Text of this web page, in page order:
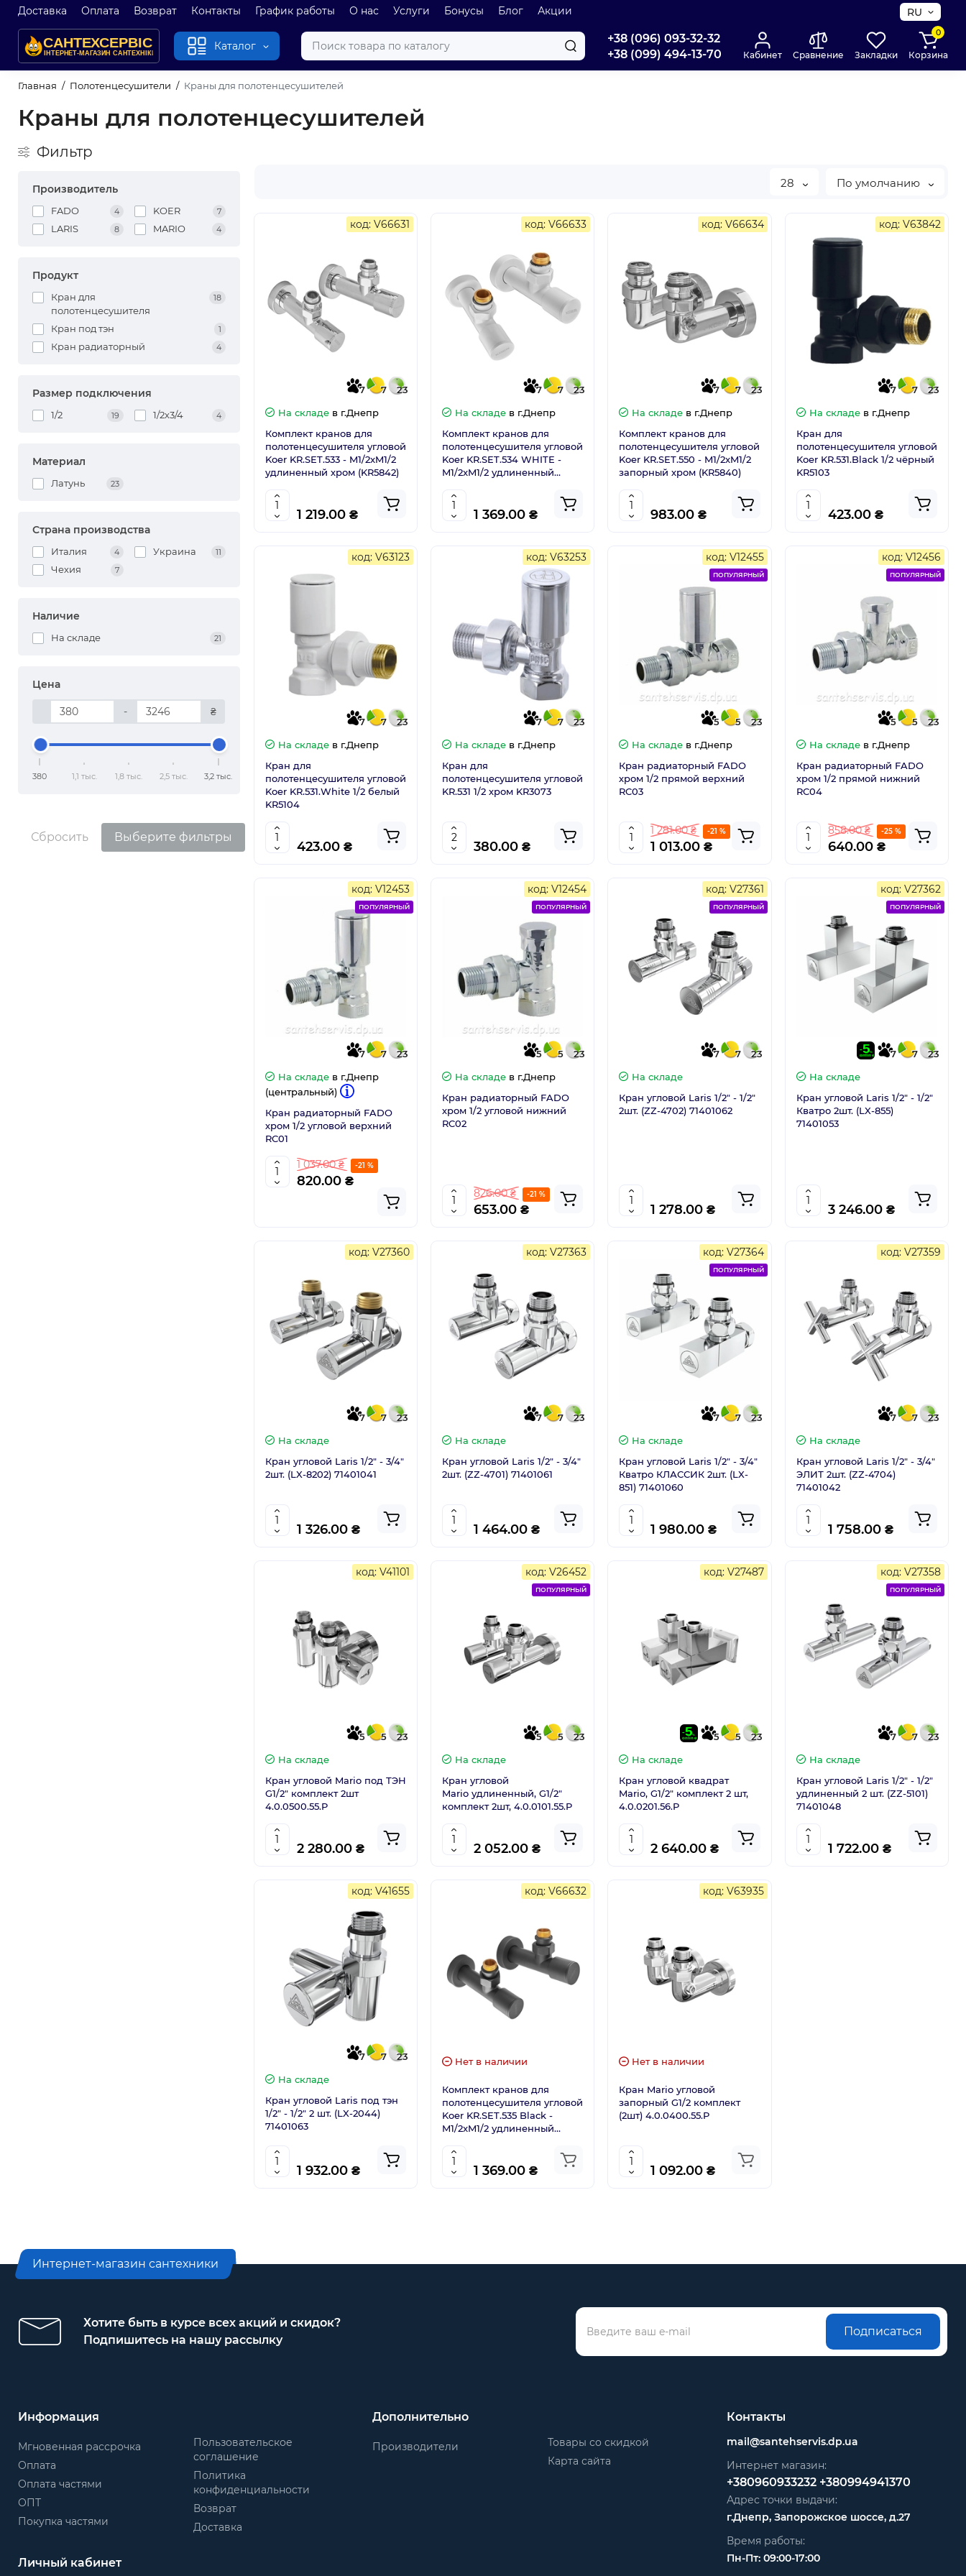
Доставка Оплата Возврат Контакты График работы О нас Услуги Бонусы Блог Акции RU
Каталог
+38 (096) 093-32-32
+38 (099) 494-13-70
Кабинет Сравнение Закладки
0
Корзина
Главная Полотенцесушители Краны для полотенцесушителей
Краны для полотенцесушителей
Фильтр
Производитель
FADO 4 KOER 7
LARIS 8 MARIO 4
Продукт
Кран для
полотенцесушителя
18
Кран под тэн 1
Кран радиаторный 4
Размер подключения
1/2 19 1/2х3/4 4
Материал
Латунь 23
Страна производства
Италия 4 Украина 11
Чехия 7
Наличие
На складе 21
Цена
- ₴
380 1,1 тыс. 1,8 тыс. 2,5 тыс. 3,2 тыс.
Сбросить Выберите фильтры
28 По умолчанию
код: V66631
7 7
23
На складев г.Днепр
Комплект кранов для
полотенцесушителя угловой
Koer KR.SET.533 - M1/2xM1/2
удлиненный хром (KR5842)
1 219.00 ₴
код: V66633
7 7
23
На складев г.Днепр
Комплект кранов для
полотенцесушителя угловой
Koer KR.SET.534 WHITE -
M1/2xM1/2 удлиненный
1 369.00 ₴
код: V66634
7 7
23
На складе в г.Днепр
Комплект кранов для
полотенцесушителя угловой
Koer KR.SET.550 - M1/2xM1/2
запорный хром (KR5840)
983.00 ₴
код: V63842
7 7
23
На складев г.Днепр
Кран для
полотенцесушителя угловой
Koer KR.531.Black 1/2 чёрный
KR5103
423.00 ₴
код: V63123
7 7
23
На складев г.Днепр
Кран для
полотенцесушителя угловой
Koer KR.531.White 1/2 белый
KR5104
423.00 ₴
код: V63253
7 7
23
На складев г.Днепр
Кран для
полотенцесушителя угловой
KR.531 1/2 хром KR3073
380.00 ₴
код: V12455
5 5 23
ПОПУЛЯРНЫЙ
На складе в г.Днепр
Кран радиаторный FADO
хром 1/2 прямой верхний
RC03
1 281.00 ₴ -21 %
1 013.00 ₴
код: V12456
5 5 23
ПОПУЛЯРНЫЙ
На складев г.Днепр
Кран радиаторный FADO
хром 1/2 прямой нижний
RC04
858.00 ₴ -25 %
640.00 ₴
код: V12453
7 7 23
ПОПУЛЯРНЫЙ
На складев г.Днепр
(центральный)
Кран радиаторный FADO
хром 1/2 угловой верхний
RC01
1 037.00 ₴ -21 %
820.00 ₴
код: V12454
5 5 23
ПОПУЛЯРНЫЙ
На складев г.Днепр
Кран радиаторный FADO
хром 1/2 угловой нижний
RC02
826.00 ₴ -21 %
653.00 ₴
код: V27361
7 7 23
ПОПУЛЯРНЫЙ
На складе
Кран угловой Laris 1/2" - 1/2"
2шт. (ZZ-4702) 71401062
1 278.00 ₴
код: V27362
7 7 23
ПОПУЛЯРНЫЙ
На складе
Кран угловой Laris 1/2" - 1/2"
Кватро 2шт. (LX-855)
71401053
3 246.00 ₴
код: V27360
7 7
23
На складе
Кран угловой Laris 1/2" - 3/4"
2шт. (LX-8202) 71401041
1 326.00 ₴
код: V27363
7 7
23
На складе
Кран угловой Laris 1/2" - 3/4"
2шт. (ZZ-4701) 71401061
1 464.00 ₴
код: V27364
7 7 23
ПОПУЛЯРНЫЙ
На складе
Кран угловой Laris 1/2" - 3/4"
Кватро КЛАССИК 2шт. (LX-
851) 71401060
1 980.00 ₴
код: V27359
7 7
23
На складе
Кран угловой Laris 1/2" - 3/4"
ЭЛИТ 2шт. (ZZ-4704)
71401042
1 758.00 ₴
код: V41101
5 5
23
На складе
Кран угловой Mario под ТЭН
G1/2" комплект 2шт
4.0.0500.55.P
2 280.00 ₴
код: V26452
5 5 23
ПОПУЛЯРНЫЙ
На складе
Кран угловой
Mario удлиненный, G1/2"
комплект 2шт, 4.0.0101.55.P
2 052.00 ₴
код: V27487
5 5
23
На складе
Кран угловой квадрат
Mario, G1/2" комплект 2 шт,
4.0.0201.56.P
2 640.00 ₴
код: V27358
7 7 23
ПОПУЛЯРНЫЙ
На складе
Кран угловой Laris 1/2" - 1/2"
удлиненный 2 шт. (ZZ-5101)
71401048
1 722.00 ₴
код: V41655
7 7
23
На складе
Кран угловой Laris под тэн
1/2" - 1/2" 2 шт. (LX-2044)
71401063
1 932.00 ₴
код: V66632
Нет в наличии
Комплект кранов для
полотенцесушителя угловой
Koer KR.SET.535 Black -
M1/2xM1/2 удлиненный
1 369.00 ₴
код: V63935
Нет в наличии
Кран Mario угловой
запорный G1/2 комплект
(2шт) 4.0.0400.55.P
1 092.00 ₴
Интернет-магазин сантехники
Хотите быть в курсе всех акций и скидок?
Подпишитесь на нашу рассылку
Подписаться
Информация
Мгновенная рассрочка
Оплата
Оплата частями
ОПТ
Покупка частями
Пользовательское
соглашение
Политика
конфиденциальности
Возврат
Доставка
Дополнительно
Производители
Товары со скидкой
Карта сайта
Личный кабинет
Контакты
mail@santehservis.dp.ua
Интернет магазин:
+380960933232 +380994941370
Адрес точки выдачи:
г.Днепр, Запорожское шоссе, д.27
Время работы:
Пн-Пт: 09:00-17:00